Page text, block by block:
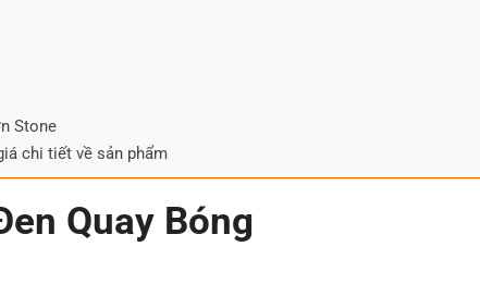
Stone
chi tiết về sản phẩm
Quay Bóng